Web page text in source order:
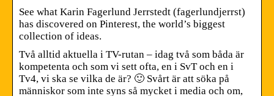
See what Karin Fagerlund Jerrstedt (fagerlundjerrst)
has discovered on Pinterest, the world’s biggest
collection of ideas.
Två alltid aktuella i TV-rutan – idag två som båda är
kompetenta och som vi sett ofta, en i SvT och en i
Tv4, vi ska se vilka de är? 🙂 Svårt är att söka på
människor som inte syns så mycket i media och om,